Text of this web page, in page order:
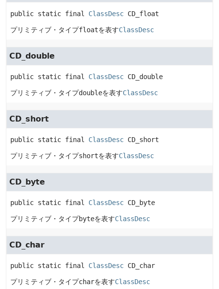
public static final ClassDesc CD_float
プリミティブ・タイプfloatを表すClassDesc
CD_double
public static final ClassDesc CD_double
プリミティブ・タイプdoubleを表すClassDesc
CD_short
public static final ClassDesc CD_short
プリミティブ・タイプshortを表すClassDesc
CD_byte
public static final ClassDesc CD_byte
プリミティブ・タイプbyteを表すClassDesc
CD_char
public static final ClassDesc CD_char
プリミティブ・タイプcharを表すClassDesc